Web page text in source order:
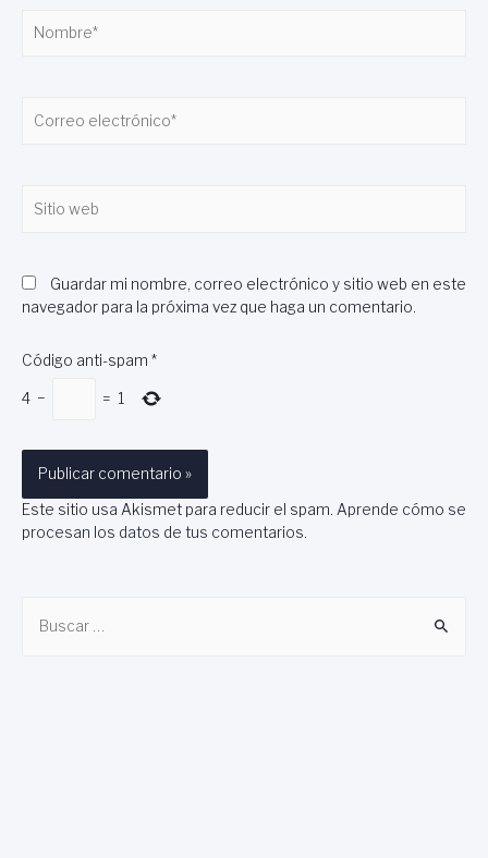
electrónico*
web
Guardar mi nombre, correo electrónico y sitio web en este
navegador para la próxima vez que haga un comentario.
Código anti-spam *
4 − = 1
Este sitio usa Akismet para reducir el spam. Aprende cómo se
procesan los datos de tus comentarios.